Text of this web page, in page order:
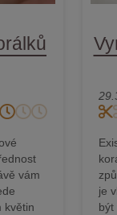
vám
květin
je
být